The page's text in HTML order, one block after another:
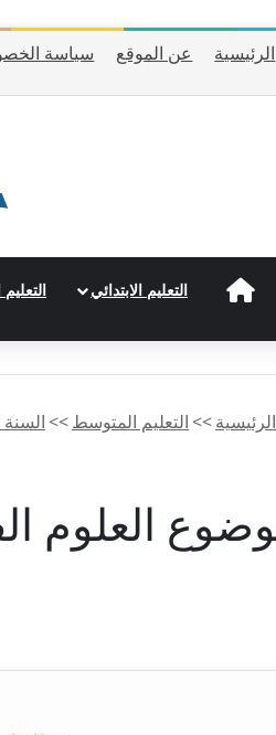
الرئيسية عن الموقع سياسة
الرئيسيةالتعليم الابتدائي
الرئيسية>>التعليم المتوسط>>